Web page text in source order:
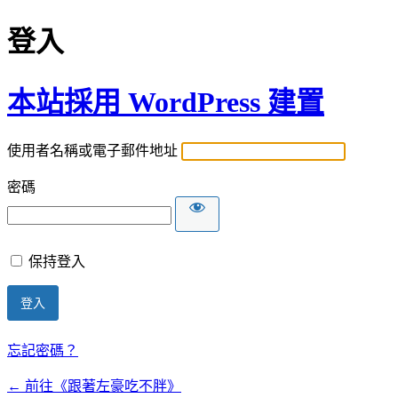
登入
本站採用 WordPress 建置
使用者名稱或電子郵件地址
密碼
保持登入
忘記密碼？
← 前往《跟著左豪吃不胖》